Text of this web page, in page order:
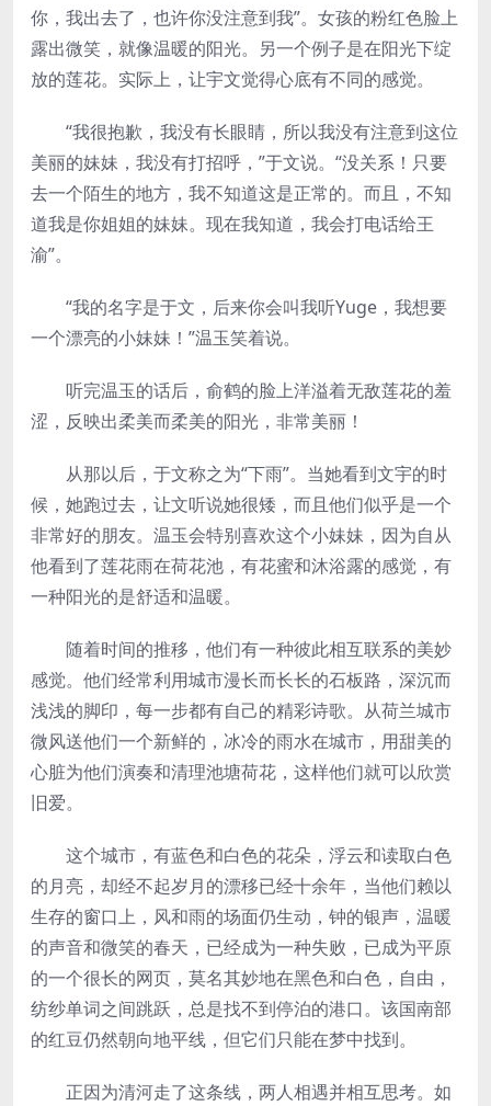
你，我出去了，也许你没注意到我”。女孩的粉红色脸上
露出微笑，就像温暖的阳光。另一个例子是在阳光下绽
放的莲花。实际上，让宇文觉得心底有不同的感觉。
“我很抱歉，我没有长眼睛，所以我没有注意到这位
美丽的妹妹，我没有打招呼，”于文说。“没关系！只要
去一个陌生的地方，我不知道这是正常的。而且，不知
道我是你姐姐的妹妹。现在我知道，我会打电话给王
渝”。
“我的名字是于文，后来你会叫我听Yuge，我想要
一个漂亮的小妹妹！”温玉笑着说。
听完温玉的话后，俞鹤的脸上洋溢着无敌莲花的羞
涩，反映出柔美而柔美的阳光，非常美丽！
从那以后，于文称之为“下雨”。当她看到文宇的时
候，她跑过去，让文听说她很矮，而且他们似乎是一个
非常好的朋友。温玉会特别喜欢这个小妹妹，因为自从
他看到了莲花雨在荷花池，有花蜜和沐浴露的感觉，有
一种阳光的是舒适和温暖。
随着时间的推移，他们有一种彼此相互联系的美妙
感觉。他们经常利用城市漫长而长长的石板路，深沉而
浅浅的脚印，每一步都有自己的精彩诗歌。从荷兰城市
微风送他们一个新鲜的，冰冷的雨水在城市，用甜美的
心脏为他们演奏和清理池塘荷花，这样他们就可以欣赏
旧爱。
这个城市，有蓝色和白色的花朵，浮云和读取白色
的月亮，却经不起岁月的漂移已经十余年，当他们赖以
生存的窗口上，风和雨的场面仍生动，钟的银声，温暖
的声音和微笑的春天，已经成为一种失败，已成为平原
的一个很长的网页，莫名其妙地在黑色和白色，自由，
纺纱单词之间跳跃，总是找不到停泊的港口。该国南部
的红豆仍然朝向地平线，但它们只能在梦中找到。
正因为清河走了这条线，两人相遇并相互思考。如